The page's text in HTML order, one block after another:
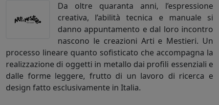
Da oltre quaranta anni, l’espressione
creativa, l’abilità tecnica e manuale si
danno appuntamento e dal loro incontro
nascono le creazioni Arti e Mestieri. Un
processo lineare quanto sofisticato che accompagna la
realizzazione di oggetti in metallo dai profili essenziali e
dalle forme leggere, frutto di un lavoro di ricerca e
design fatto esclusivamente in Italia.